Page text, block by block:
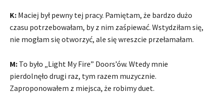
K: Maciej był pewny tej pracy. Pamiętam, że bardzo dużo
czasu potrzebowałam, by z nim zaśpiewać. Wstydziłam się,
nie mogłam się otworzyć, ale się wreszcie przełamałam.
M: To było „Light My Fire” Doors’ów. Wtedy mnie
pierdolnęło drugi raz, tym razem muzycznie.
Zaproponowałem z miejsca, że robimy duet.